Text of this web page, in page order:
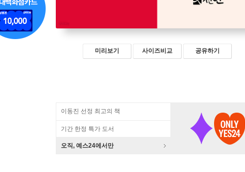
미리보기 사이즈비교 공유하기
이동진 선정 최고의 책
기간 한정 특가 도서
오직, 예스24에서만